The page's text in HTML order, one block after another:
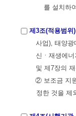
를 설치하
제3조(적용범위)
사업), 태양광
신ㆍ재생에
및 제7장의
② 보조금 지
정한 것을 제